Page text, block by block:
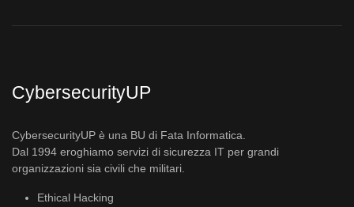
CybersecurityUP
CybersecurityUP è una BU di Fata Informatica.
Dal 1994 eroghiamo servizi di sicurezza IT per grandi
organizzazioni sia civili che militari.
Ethical Hacking